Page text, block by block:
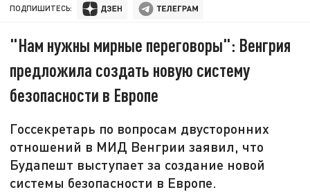
ПОДПИШИТЕСЬ:
"Нам нужны мирные переговоры": Венгрия
предложила создать новую систему
безопасности в Европе
Госсекретарь по вопросам двусторонних
отношений в МИД Венгрии заявил, что
Будапешт выступает за создание новой
системы безопасности в Европе.